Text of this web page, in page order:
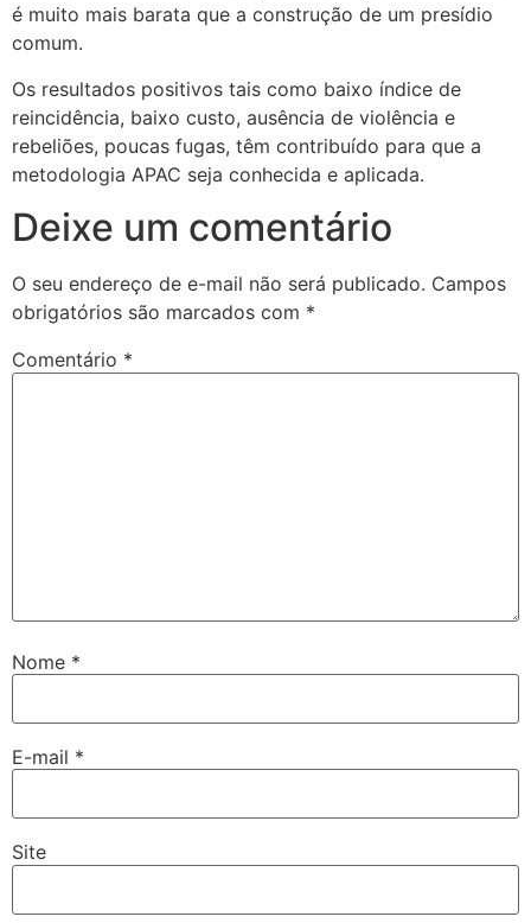
é muito mais barata que a construção de um presídio
comum.
Os resultados positivos tais como baixo índice de
reincidência, baixo custo, ausência de violência e
rebeliões, poucas fugas, têm contribuído para que a
metodologia APAC seja conhecida e aplicada.
Deixe um comentário
O seu endereço de e-mail não será publicado. Campos
obrigatórios são marcados com *
Comentário *
Nome *
E-mail *
Site